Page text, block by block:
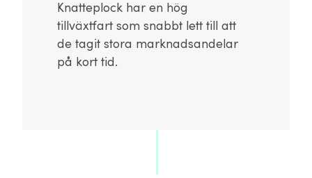
Knatteplock har en hög
tillväxtfart som snabbt lett till att
de tagit stora marknadsandelar
på kort tid.